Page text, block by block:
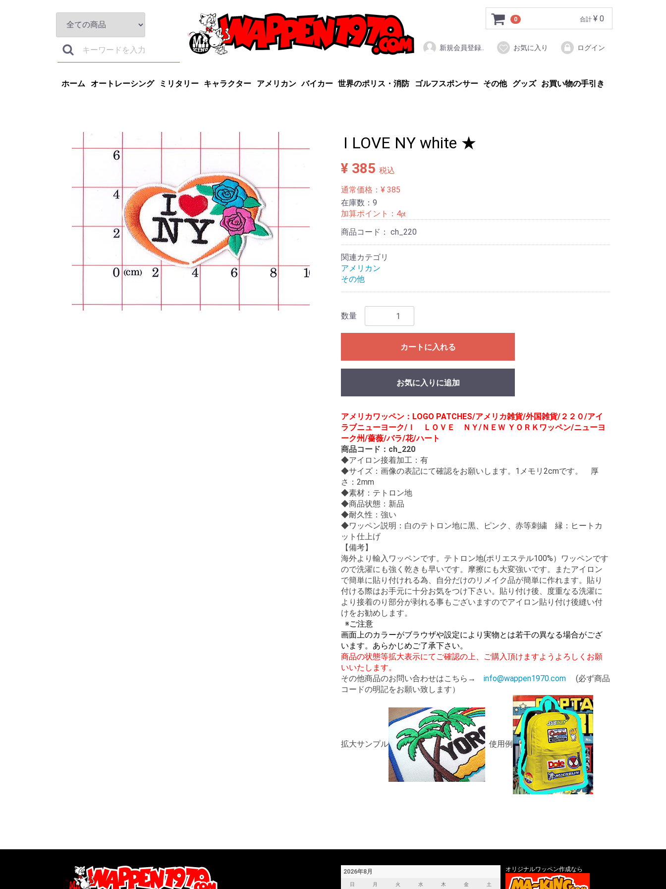
0 合計 ¥ 0
新規会員登録.. お気に入り ログイン
ホーム オートレーシング ミリタリー キャラクター アメリカン バイカー 世界のポリス・消防 ゴルフスポンサー その他 グッズ お買い物の手引き
I LOVE NY white ★
¥ 385 税込
通常価格：¥ 385
在庫数：9
加算ポイント： 4pt
商品コード： ch_220
関連カテゴリ
アメリカン
その他
数量
カートに入れる
お気に入りに追加
アメリカワッペン：LOGO PATCHES/アメリカ雑貨/外国雑貨/２２０/アイ
ラブニューヨーク/Ｉ ＬＯＶＥ ＮＹ/ＮＥＷ ＹＯＲＫワッペン/ニューヨ
ーク州/薔薇/バラ/花/ハート
商品コード：ch_220
◆アイロン接着加工：有
◆サイズ：画像の表記にて確認をお願いします。1メモリ2cmです。 厚
さ：2mm
◆素材：テトロン地
◆商品状態：新品
◆耐久性：強い
◆ワッペン説明：白のテトロン地に黒、ピンク、赤等刺繍 縁：ヒートカ
ット仕上げ
【備考】
海外より輸入ワッペンです。テトロン地(ポリエステル100%）ワッペンです
ので洗濯にも強く乾きも早いです。摩擦にも大変強いです。またアイロン
で簡単に貼り付けれる為、自分だけのリメイク品が簡単に作れます。貼り
付ける際はお手元に十分お気をつけ下さい。貼り付け後、度重なる洗濯に
より接着のり部分が剥れる事もございますのでアイロン貼り付け後縫い付
けをお勧めします。
※ご注意
画面上のカラーがブラウザや設定により実物とは若干の異なる場合がござ
います。あらかじめご了承下さい。
商品の状態等拡大表示にてご確認の上、ご購入頂けますようよろしくお願
いいたします。
その他商品のお問い合わせはこちら→ info@wappen1970.com (必ず商品
コードの明記をお願い致します）
拡大サンプル 使用例
2026年8月
日 月 火 水 木 金 土
オリジナルワッペン作成なら